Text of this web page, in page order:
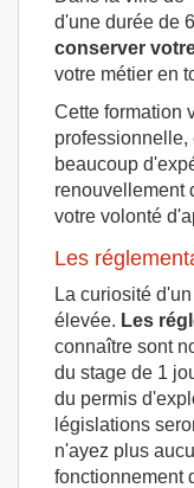
d'une durée de
conserver
votre métier en
Cette formation
professionnelle,
beaucoup
renouvellement
votre volonté
Les
La curiosité
élevée. Les
connaître sont
du stage de 1
du permis
législations
n'ayez plus
fonctionnement